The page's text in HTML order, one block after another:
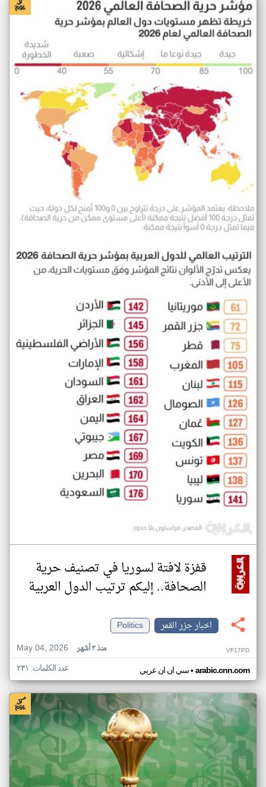
قفزة لافتة لسوريا في تصنيف حرية
الصحافة.. إليكم ترتيب الدول العربية
اخبار جزر القمر
Politics
May 04, 2026
منذ ٣ أشهر VF17PD
سي ان ان عربي• arabic.cnn.com عدد الكلمات: ٢٣١